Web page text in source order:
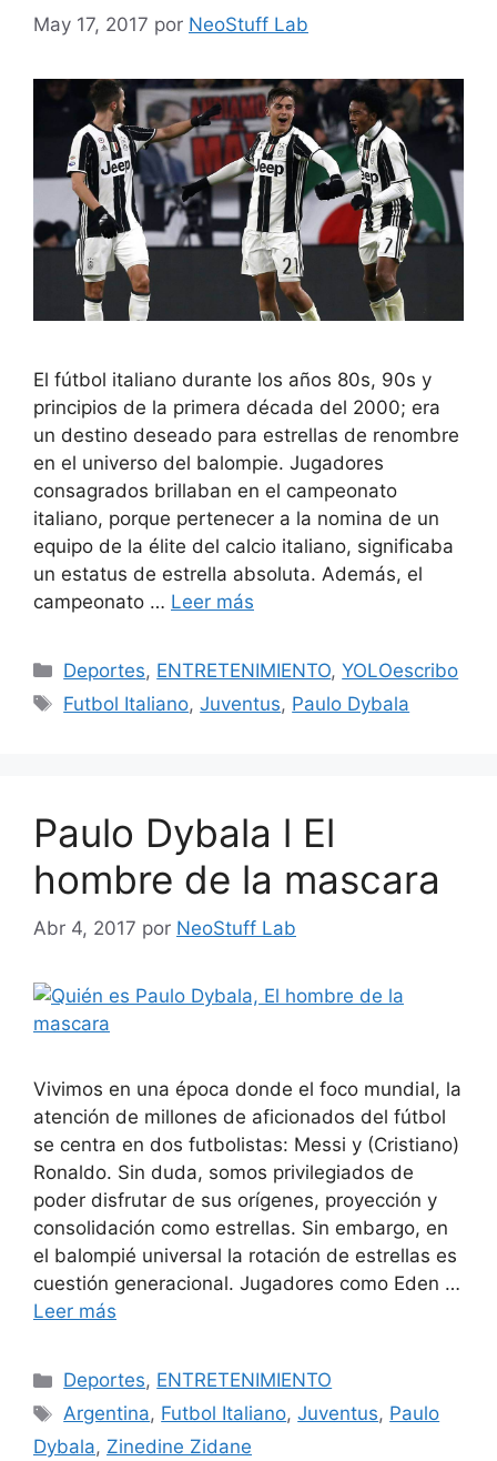
May 17, 2017 por NeoStuff Lab
El fútbol italiano durante los años 80s, 90s y
principios de la primera década del 2000; era
un destino deseado para estrellas de renombre
en el universo del balompie. Jugadores
consagrados brillaban en el campeonato
italiano, porque pertenecer a la nomina de un
equipo de la élite del calcio italiano, significaba
un estatus de estrella absoluta. Además, el
campeonato … Leer más
Categorías
Deportes, ENTRETENIMIENTO,YOLOescribo
Etiquetas
Futbol Italiano,Juventus, Paulo Dybala
Paulo Dybala l El
hombre de la mascara
Abr 4, 2017 por NeoStuff Lab
Vivimos en una época donde el foco mundial, la
atención de millones de aficionados del fútbol
se centra en dos futbolistas: Messi y (Cristiano)
Ronaldo. Sin duda, somos privilegiados de
poder disfrutar de sus orígenes, proyección y
consolidación como estrellas. Sin embargo, en
el balompié universal la rotación de estrellas es
cuestión generacional. Jugadores como Eden …
Leer más
Categorías
Deportes, ENTRETENIMIENTO
Etiquetas
Argentina, Futbol Italiano,Juventus, Paulo
Dybala, Zinedine Zidane